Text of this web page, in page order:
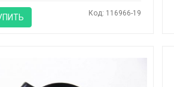
Код: 116966-19